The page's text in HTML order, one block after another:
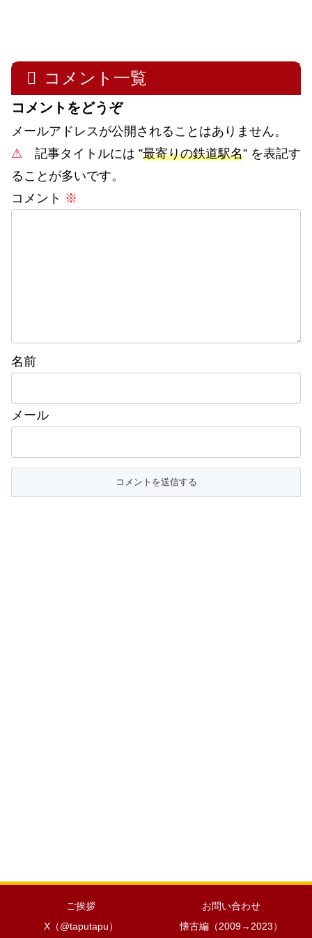
コメント一覧
コメントをどうぞ
メールアドレスが公開されることはありません。
⚠ 記事タイトルには ”最寄りの鉄道駅名” を表記す
ることが多いです。
コメント ※
名前
メール
ご挨拶
お問い合わせ
X（@taputapu）
懐古編（2009→2023）